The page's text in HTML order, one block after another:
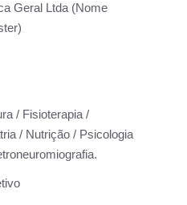
Geral Ltda (Nome
/ Fisioterapia /
/ Nutrição / Psicologia